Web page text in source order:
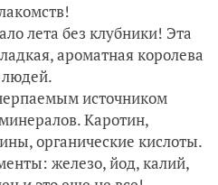
лета без клубники! Эта
ароматная королева
источником
Каротин,
органические кислоты.
железо, йод, калий,